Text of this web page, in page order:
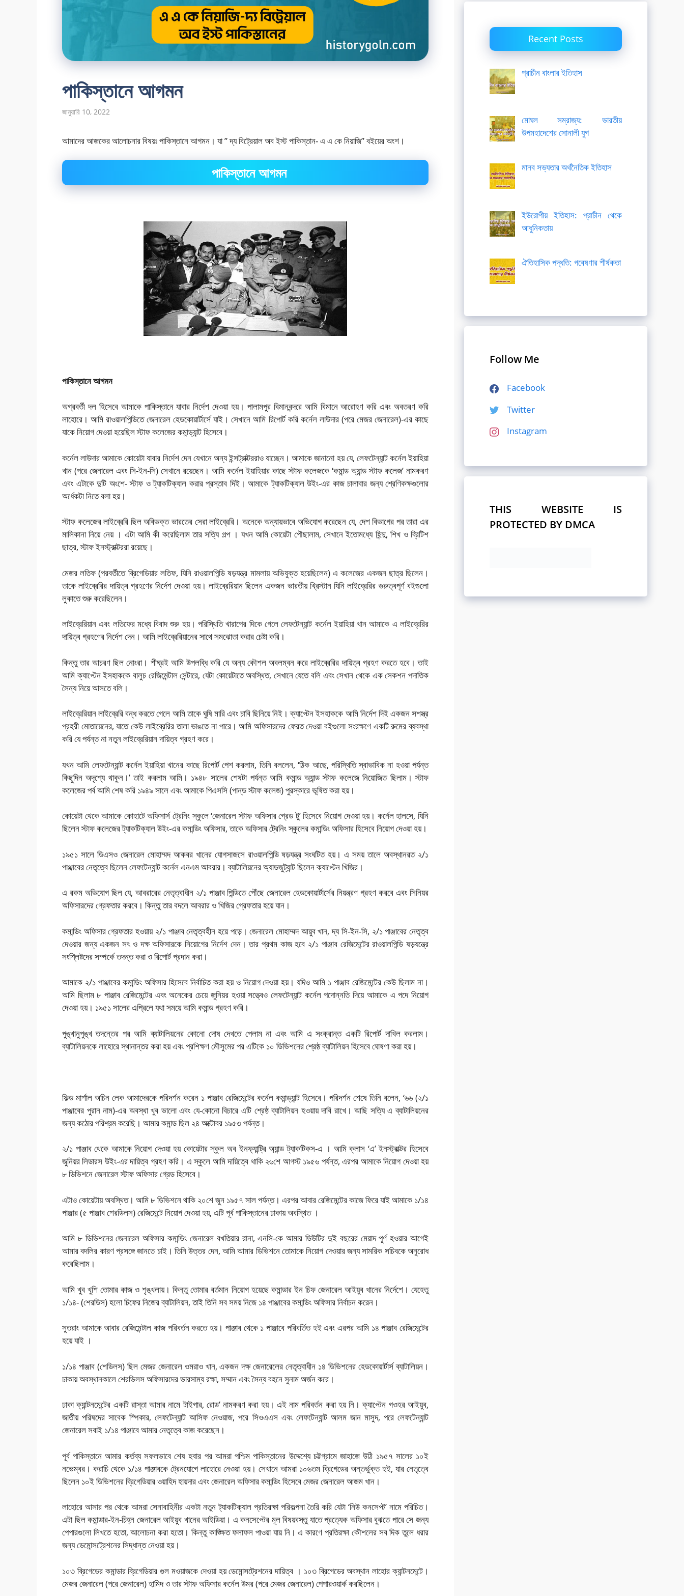
পাকিস্তানে আগমন
জানুয়ারি 10, 2022
আমাদের আজকের আলোচনার বিষয়ঃ পাকিস্তানে আগমন। যা ” দ্য বিট্রেয়াল অব ইস্ট পাকিস্তান- এ এ কে নিয়াজি” বইয়ের অংশ।
পাকিস্তানে আগমন
পাকিস্তানে আগমন
অগ্রবর্তী দল হিসেবে আমাকে পাকিস্তানে যাবার নির্দেশ দেওয়া হয়। পালামপুর বিমানবন্দরে আমি বিমানে আরোহণ করি এবং অবতরণ করি
লাহোরে। আমি রাওয়ালপিন্ডিতে জেনারেল হেডকোয়ার্টার্সে যাই। সেখানে আমি রিপোর্ট করি কর্নেল লাউদার (পরে মেজর জেনারেল)-এর কাছে
যাকে নিয়োগ দেওয়া হয়েছিল স্টাফ কলেজের কমান্ড্যান্ট হিসেবে।
কর্নেল লাউদার আমাকে কোয়েটা যাবার নির্দেশ দেন যেখানে অন্য ইন্সট্রাক্টররাও যাচ্ছেন। আমাকে জানানো হয় যে, লেফটেন্যান্ট কর্নেল ইয়াহিয়া
খান (পরে জেনারেল এবং সি-ইন-সি) সেখানে রয়েছেন। আমি কর্নেল ইয়াহিয়ার কাছে স্টাফ কলেজকে ‘কমান্ড অ্যান্ড স্টাফ কলেজ’ নামকরণ
এবং এটাকে দুটি অংশে- স্টাফ ও ট্যাকটিক্যাল করার প্রস্তাব দিই। আমাকে ট্যাকটিক্যাল উইং-এর কাজ চালাবার জন্য শ্রেণিকক্ষগুলোর
অর্ধেকটা নিতে বলা হয়।
স্টাফ কলেজের লাইব্রেরি ছিল অবিভক্ত ভারতের সেরা লাইব্রেরি। অনেকে অন্যায়ভাবে অভিযোগ করেছেন যে, দেশ বিভাগের পর তারা এর
মালিকানা নিয়ে নেয় । এটা আমি কী করেছিলাম তার সত্যি গল্প । যখন আমি কোয়েটা পৌছালাম, সেখানে ইতোমধ্যে হিন্দু, শিখ ও ব্রিটিশ
ছাত্র, স্টাফ ইনস্ট্রাক্টররা রয়েছে।
মেজর লতিফ (পরবর্তীতে ব্রিগেডিয়ার লতিফ, যিনি রাওয়ালপিন্ডি ষড়যন্ত্র মামলায় অভিযুক্ত হয়েছিলেন) এ কলেজের একজন ছাত্র ছিলেন।
তাকে লাইব্রেরির দায়িত্ব গ্রহণের নির্দেশ দেওয়া হয়। লাইব্রেরিয়ান ছিলেন একজন ভারতীয় খ্রিস্টান যিনি লাইব্রেরির গুরুত্বপূর্ণ বইগুলো
লুকাতে শুরু করেছিলেন।
লাইব্রেরিয়ান এবং লতিফের মধ্যে বিবাদ শুরু হয়। পরিস্থিতি খারাপের দিকে গেলে লেফটেন্যান্ট কর্নেল ইয়াহিয়া খান আমাকে এ লাইব্রেরির
দায়িত্ব গ্রহণের নির্দেশ দেন। আমি লাইব্রেরিয়ানের সাথে সমঝোতা করার চেষ্টা করি।
কিন্তু তার আচরণ ছিল নোংরা। শীঘ্রই আমি উপলব্ধি করি যে অন্য কৌশল অবলম্বন করে লাইব্রেরির দায়িত্ব গ্রহণ করতে হবে। তাই
আমি ক্যাপ্টেন ইসহাককে বালুচ রেজিমেন্টাল সেন্টারে, যেটা কোয়েটাতে অবস্থিত, সেখানেযেতে বলি এবং সেখান থেকে এক সেকশন পদাতিক
সৈন্য নিয়ে আসতে বলি।
লাইব্রেরিয়ান লাইব্রেরি বন্ধ করতে গেলে আমি তাকে ঘুষি মারি এবং চাবি ছিনিয়ে নিই। ক্যাপ্টেন ইসহাককে আমি নির্দেশ দিই একজন সশস্ত্র
প্রহরী মোতায়েনের, যাতে কেউ লাইব্রেরির তালা ভাঙতে না পারে। আমিঅফিসারদের ফেরত দেওয়া বইগুলো সংরক্ষণে একটি রুমের ব্যবস্থা
করি যে পর্যন্ত না নতুন লাইব্রেরিয়ান দায়িত্ব গ্রহণ করে।
যখন আমি লেফটেন্যান্ট কর্নেল ইয়াহিয়া খানের কাছে রিপোর্ট পেশ করলাম, তিনি বললেন, ‘ঠিক আছে, পরিস্থিতি স্বাভাবিক না হওয়া পর্যন্ত
কিছুদিন অদৃশ্যে থাকুন।’ তাই করলাম আমি। ১৯৪৮ সালের শেষটা পর্যন্ত আমি কমান্ড অ্যান্ড স্টাফ কলেজে নিয়োজিত ছিলাম। স্টাফ
কলেজের পর্ব আমি শেষ করি ১৯৪৯ সালে এবং আমাকে পিএসসি (পান্‌ড স্টাফ কলেজ) পুরস্কারে ভূষিত করা হয়।
কোয়েটা থেকে আমাকে কোহাটে অফিসার্স ট্রেনিং স্কুলে ‘জেনারেল স্টাফ অফিসার গ্রেড টু’ হিসেবে নিয়োগ দেওয়া হয়। কর্নেল হালসে, যিনি
ছিলেন স্টাফ কলেজের ট্যাকটিক্যাল উইং-এর কমান্ডিং অফিসার, তাকে অফিসার ট্রেনিং স্কুলের কমান্ডিং অফিসার হিসেবে নিয়োগ দেওয়া হয়।
১৯৫১ সালে ডিএসও জেনারেল মোহাম্মদ আকবর খানের যোগসাজসে রাওয়ালপিন্ডি ষড়যন্ত্র সংঘটিত হয়। এ সময় তালে অবস্থানরত ২/১
পাঞ্জাবের নেতৃত্বে ছিলেন লেফটেন্যান্ট কর্নেল এনএম আবরার। ব্যাটালিয়নের অ্যাডজুট্যান্ট ছিলেন ক্যাপ্টেন খিজির।
এ রকম অভিযোগ ছিল যে, আবরারের নেতৃত্বাধীন ২/১ পাঞ্জাব পিন্ডিতে পৌঁছে জেনারেল হেডকোয়ার্টার্সের নিয়ন্ত্রণ গ্রহণ করবে এবং সিনিয়র
অফিসারদের গ্রেফতার করবে। কিন্তু তার বদলে আবরার ও খিজির গ্রেফতার হয়ে যান।
কমান্ডিং অফিসার গ্রেফতার হওয়ায় ২/১ পাঞ্জাব নেতৃত্বহীন হয়ে পড়ে। জেনারেল মোহাম্মদ আয়ুব খান, দ্য সি-ইন-সি, ২/১ পাঞ্জাবের নেতৃত্ব
দেওয়ার জন্য একজন সৎ ও দক্ষ অফিসারকে নিয়োগের নির্দেশ দেন। তার প্রথম কাজ হবে ২/১ পাঞ্জাব রেজিমেন্টের রাওয়ালপিন্ডি ষড়যন্ত্রে
সংশ্লিষ্টদের সম্পর্কে তদন্ত করা ও রিপোর্ট প্রদান করা।
আমাকে ২/১ পাঞ্জাবের কমান্ডিং অফিসার হিসেবে নির্বাচিত করা হয় ও নিয়োগ দেওয়া হয়। যদিও আমি ১ পাঞ্জাব রেজিমেন্টের কেউ ছিলাম না।
আমি ছিলাম ৮ পাঞ্জাব রেজিমেন্টের এবং অনেকের চেয়ে জুনিয়র হওয়া সত্ত্বেও লেফটেন্যান্ট কর্নেল পদোন্নতি দিয়ে আমাকে এ পদে নিয়োগ
দেওয়া হয়। ১৯৫১ সালের এপ্রিলে যথা সময়ে আমি কমান্ড গ্রহণ করি।
পুঙ্খানুপুঙ্খ তদন্তের পর আমি ব্যাটালিয়নের কোনো দোষ দেখতে পেলাম না এবং আমি এ সংক্রান্ত একটি রিপোর্ট দাখিল করলাম।
ব্যাটালিয়নকে লাহোরে স্থানান্তর করা হয় এবং প্রশিক্ষণ মৌসুমের পর এটিকে ১০ ডিভিশনের শ্রেষ্ঠ ব্যাটালিয়ন হিসেবে ঘোষণা করা হয়।
ফিল্ড মার্শাল অচিন লেক আমাদেরকে পরিদর্শন করেন ১ পাঞ্জাব রেজিমেন্টের কর্নেল কমান্ড্যান্ট হিসেবে। পরিদর্শন শেষে তিনি বলেন, ‘৬৬ (২/১
পাঞ্জাবের পুরান নাম)-এর অবস্থা খুব ভালো এবং যে-কোনো বিচারে এটি শ্রেষ্ঠ ব্যাটালিয়ন হওয়ায় দাবি রাখে। আছি সত্যি এ ব্যাটালিয়নের
জন্য কঠোর পরিশ্রম করেছি। আমার কমান্ড ছিল ২৪ অক্টোবর ১৯৫৩ পর্যন্ত।
২/১ পাঞ্জাব থেকে আমাকে নিয়োগ দেওয়া হয় কোয়েটার স্কুল অব ইনফ্যান্ট্রি অ্যান্ড ট্যাকটিকস-এ । আমি ক্লাস ‘এ’ ইনস্ট্রাক্টর হিসেবে
জুনিয়র লিডারস উইং-এর দায়িত্ব গ্রহণ করি। এ স্কুলে আমি দায়িত্বে থাকি ২৬শে আগস্ট ১৯৫৬ পর্যন্ত, এরপর আমাকে নিয়োগ দেওয়া হয়
৮ ডিভিশনে জেনারেল স্টাফ অফিসার গ্রেড হিসেবে।
এটাও কোয়েটায় অবস্থিত। আমি ৮ ডিভিশনে থাকি ২০শে জুন ১৯৫৭ সাল পর্যন্ত। এরপর আবার রেজিমেন্টের কাজে ফিরে যাই আমাকে ১/১৪
পাঞ্জার (৫ পাঞ্জাব শেরডিলস) রেজিমেন্টে নিয়োগ দেওয়া হয়, এটি পূর্ব পাকিস্তানের ঢাকায় অবস্থিত ।
আমি ৮ ডিভিশনের জেনারেল অফিসার কমান্ডিং জেনারেল বখতিয়ার রানা, এনসি-কে আমার ডিউটির দুই বছরের মেয়াদ পূর্ণ হওয়ার আগেই
আমার বদলির কারণ প্রসঙ্গে জানতে চাই। তিনি উত্তর দেন, আমি আমার ডিভিশনে তোমাকে নিয়োগ দেওয়ার জন্য সামরিক সচিবকে অনুরোধ
করেছিলাম।
আমি খুব খুশি তোমার কাজ ও শৃঙ্খলায়। কিন্তু তোমার বর্তমান নিয়োগ হয়েছে কমান্ডার ইন চিফ জেনারেল আইয়ুব খানের নির্দেশে। যেহেতু
১/১৪- (শেরডিস) হলো চিফের নিজের ব্যাটালিয়ন, তাই তিনি সব সময় নিজে ১৪ পাঞ্জাবের কমান্ডিং অফিসার নির্বাচন করেন।
সুতরাং আমাকে আবার রেজিমেন্টাল কাজ পরিবর্তন করতে হয়। পাঞ্জাব থেকে ১ পাঞ্জাবে পরিবর্তিত হই এবং এরপর আমি ১৪ পাঞ্জাব রেজিমেন্টের
হয়ে যাই ।
১/১৪ পাঞ্জাব (শেডিলস) ছিল মেজর জেনারেল ওমরাও খান, একজন দক্ষ জেনারেলের নেতৃত্বাধীন ১৪ ডিভিশনের হেডকোয়ার্টার্স ব্যাটালিয়ন।
ঢাকায় অবস্থানকালে শেরভিলস অফিসারদের ভারসাম্য রক্ষা, সম্মান এবং সৈন্য বহনে সুনাম অর্জন করে।
ঢাকা ক্যান্টনমেন্টের একটি রাস্তা আমার নামে টাইগার, রোড’ নামকরণ করা হয়। এই নাম পরিবর্তন করা হয় নি। ক্যাপ্টেন গওহর আইয়ুব,
জাতীয় পরিষদের সাবেক স্পিকার, লেফটেন্যান্ট আসিফ নেওয়াজ, পরে সিওএএস এবং লেফটেন্যান্ট আলম জান মাসুদ, পরে লেফটেন্যান্ট
জেনারেল সবাই ১/১৪ পাঞ্জাবে আমার নেতৃত্বে কাজ করেছেন।
পূর্ব পাকিস্তানে আমার কর্তব্য সফলভাবে শেষ হবার পর আমরা পশ্চিম পাকিস্তানের উদ্দেশ্যে চট্টগ্রামে জাহাজে উঠি ১৯৫৭ সালের ১০ই
নভেম্বর। করাচি থেকে ১/১৪ পাঞ্জাবকে ট্রেনযোগে লাহোরে নেওয়া হয়। সেখানে আমরা ১০৬তম ব্রিগেডের অন্তর্ভুক্ত হই, যার নেতৃত্বে
ছিলেন ১০ই ডিভিশনের ব্রিগেডিয়ার ওয়াহিদ হায়দার এবং জেনারেল অফিসার কমান্ডিং হিসেবে মেজর জেনারেল আজম খান।
লাহোরে আসার পর থেকে আমরা সেনাবাহিনীর একটা নতুন ট্যাকটিক্যাল প্রতিরক্ষা পরিকল্পনা তৈরি করি যেটা ‘নিউ কনসেপ্ট’ নামে পরিচিত।
এটা ছিল কমান্ডার-ইন-চিহ্ন জেনারেল আইয়ুব খানের আইডিয়া। এ কনসেপ্টের মূল বিষয়বস্তু যাতে প্রত্যেক অফিসার বুঝতে পারে সে জন্য
পেপারগুলো লিখতে হতো, আলোচনা করা হতো। কিন্তু কাঙ্ক্ষিত ফলাফল পাওয়া যায় নি। এ কারণে প্রতিরক্ষা কৌশলের সব দিক তুলে ধরার
জন্য ডেমোন্সট্রেশনের সিদ্ধান্ত নেওয়া হয়।
১০৩ ব্রিগেডের কমান্ডার ব্রিগেডিয়ার গুল মওয়াজকে দেওয়া হয় ডেমোন্সট্রেশনের দায়িত্ব । ১০৩ ব্রিগেডের অবস্থান লাহোর ক্যান্টনমেন্টে।
মেজর জেনারেল (পরে জেনারেল) হামিদ ও তার স্টাফ অফিসার কর্নেল উমর (পরে মেজর জেনারেল) পেপারওয়ার্ক করছিলেন।
Recent Posts
প্রাচীন বাংলার ইতিহাস
মোঘল সম্রাজ্য: ভারতীয়
উপমহাদেশের সোনালী যুগ
মানব সভ্যতার অর্থনৈতিক ইতিহাস
ইউরোপীয় ইতিহাস: প্রাচীন থেকে
আধুনিকতায়
ঐতিহাসিক পদ্ধতি: গবেষণার শীর্ষকতা
Follow Me
Facebook
Twitter
Instagram
THIS WEBSITE IS
PROTECTED BY DMCA